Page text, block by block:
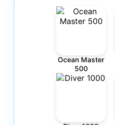
Ocean Master
500